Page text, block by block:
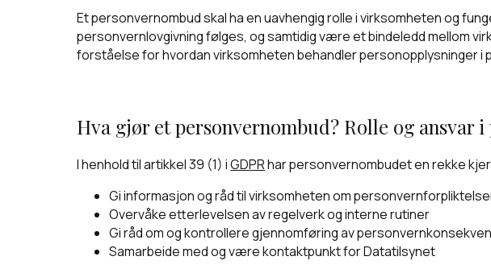
Et personvernombud skal ha en uavhengig rolle i virksomheten og
personvernlovgivning følges, og samtidig være et bindeledd mellom
forståelse for hvordan virksomheten behandler personopplysninger i
Hva gjør et personvernombud? Rolle og ansvar i
I henhold til artikkel 39 (1) iGDPRhar personvernombudet en rekke
Gi informasjon og råd til virksomheten om
Overvåke etterlevelsen av regelverk og interne rutiner
Gi råd om og kontrollere gjennomføring av
Samarbeide med og være kontaktpunkt for Datatilsynet